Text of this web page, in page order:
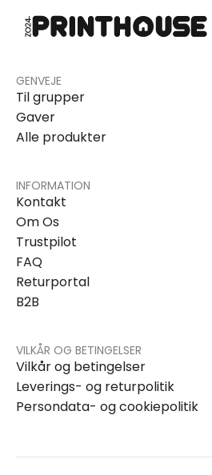
GENVEJE
Til grupper
Gaver
Alle produkter
INFORMATION
Kontakt
Om Os
Trustpilot
FAQ
Returportal
B2B
VILKÅR OG BETINGELSER
Vilkår og betingelser
Leverings- og returpolitik
Persondata- og cookiepolitik